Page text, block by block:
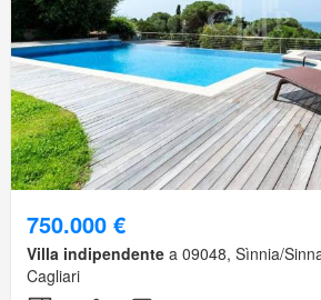
750.000 €
Villa indipendente a 09048, Sìnnia/
Cagliari